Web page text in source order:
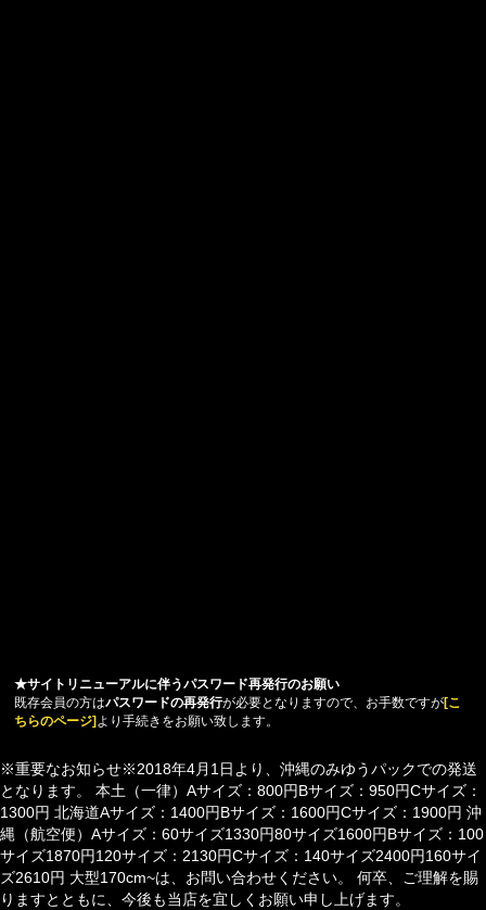
★サイトリニューアルに伴うパスワード再発行のお願い
既存会員の方はパスワードの再発行が必要となりますので、お手数ですが[こ
ちらのページ] より手続きをお願い致します。
※重要なお知らせ※2018年4月1日より、沖縄のみゆうパックでの発送
となります。 本土（一律）Aサイズ：800円Bサイズ：950円Cサイズ：
1300円 北海道Aサイズ：1400円Bサイズ：1600円Cサイズ：1900円 沖
縄（航空便）Aサイズ：60サイズ1330円80サイズ1600円Bサイズ：100
サイズ1870円120サイズ：2130円Cサイズ：140サイズ2400円160サイ
ズ2610円 大型170cm~は、お問い合わせください。 何卒、ご理解を賜
りますとともに、今後も当店を宜しくお願い申し上げます。